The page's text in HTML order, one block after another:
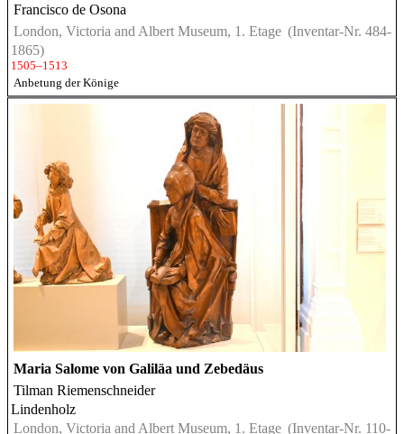
Francisco de Osona
London, Victoria and Albert Museum, 1. Etage (Inventar-Nr. 484-
1865)
1505–1513
Anbetung der Könige
Maria Salome von Galiläa und Zebedäus
Tilman Riemenschneider
Lindenholz
London, Victoria and Albert Museum, 1. Etage (Inventar-Nr. 110-